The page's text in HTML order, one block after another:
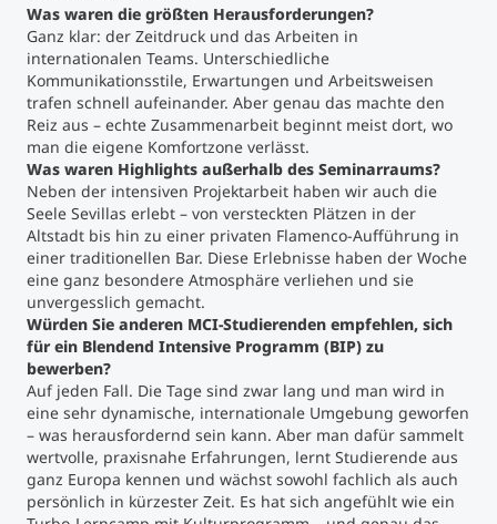
Was waren die größten Herausforderungen?
Ganz klar: der Zeitdruck und das Arbeiten in
internationalen Teams. Unterschiedliche
Kommunikationsstile, Erwartungen und Arbeitsweisen
trafen schnell aufeinander. Aber genau das machte den
Reiz aus – echte Zusammenarbeit beginnt meist dort, wo
man die eigene Komfortzone verlässt.
Was waren Highlights außerhalb des Seminarraums?
Neben der intensiven Projektarbeit haben wir auch die
Seele Sevillas erlebt – von versteckten Plätzen in der
Altstadt bis hin zu einer privaten Flamenco-Aufführung in
einer traditionellen Bar. Diese Erlebnisse haben der Woche
eine ganz besondere Atmosphäre verliehen und sie
unvergesslich gemacht.
Würden Sie anderen MCI-Studierenden empfehlen, sich
für ein Blendend Intensive Programm (BIP) zu
bewerben?
Auf jeden Fall. Die Tage sind zwar lang und man wird in
eine sehr dynamische, internationale Umgebung geworfen
– was herausfordernd sein kann. Aber man dafür sammelt
wertvolle, praxisnahe Erfahrungen, lernt Studierende aus
ganz Europa kennen und wächst sowohl fachlich als auch
persönlich in kürzester Zeit. Es hat sich angefühlt wie ein